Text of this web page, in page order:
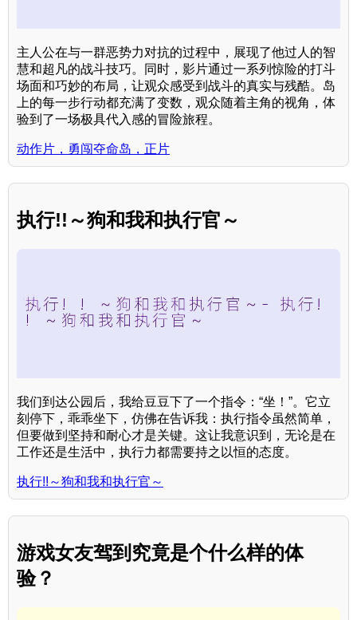
主人公在与一群恶势力对抗的过程中，展现了他过人的智
慧和超凡的战斗技巧。同时，影片通过一系列惊险的打斗
场面和巧妙的布局，让观众感受到战斗的真实与残酷。岛
上的每一步行动都充满了变数，观众随着主角的视角，体
验到了一场极具代入感的冒险旅程。
动作片，勇闯夺命岛，正片
执行!!～狗和我和执行官～
我们到达公园后，我给豆豆下了一个指令：“坐！”。它立
刻停下，乖乖坐下，仿佛在告诉我：执行指令虽然简单，
但要做到坚持和耐心才是关键。这让我意识到，无论是在
工作还是生活中，执行力都需要持之以恒的态度。
执行!!～狗和我和执行官～
游戏女友驾到究竟是个什么样的体
验？